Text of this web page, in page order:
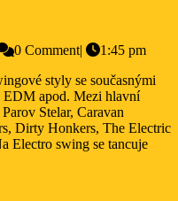
0 Comment|
1:45 pm
EDM apod. Mezi hlavní
Stelar, Caravan
Dirty Honkers, The Electric
Electro swing se tancuje